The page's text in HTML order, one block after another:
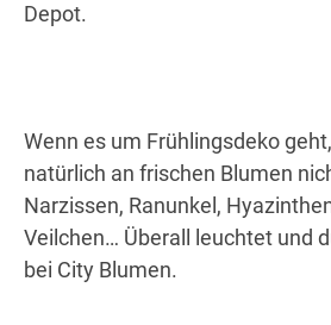
Depot.
Wenn es um Frühlingsdeko
natürlich an frischen Blumen
Narzissen, Ranunkel,
Veilchen… Überall leuchtet und
bei City Blumen.